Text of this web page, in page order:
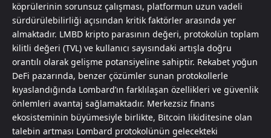
köprülerinin sorunsuz çalışması, platformun uzun vadeli
sürdürülebilirliği açısından kritik faktörler arasında yer
almaktadır. LMBD kripto parasının değeri, protokolün toplam
kilitli değeri (TVL) ve kullanıcı sayısındaki artışla doğru
orantılı olarak gelişme potansiyeline sahiptir. Rekabet yoğun
DeFi pazarında, benzer çözümler sunan protokollerle
kıyaslandığında Lombard’ın farklılaşan özellikleri ve güvenlik
önlemleri avantaj sağlamaktadır. Merkezsiz finans
ekosisteminin büyümesiyle birlikte, Bitcoin likiditesine olan
talebin artması Lombard protokolünün gelecekteki